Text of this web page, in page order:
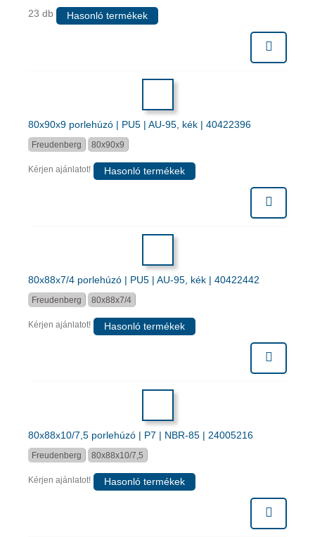
23 db Hasonló termékek
80x90x9 porlehúzó | PU5 | AU-95, kék | 40422396
Freudenberg 80x90x9
Kérjen ajánlatot! Hasonló termékek
80x88x7/4 porlehúzó | PU5 | AU-95, kék | 40422442
Freudenberg 80x88x7/4
Kérjen ajánlatot! Hasonló termékek
80x88x10/7,5 porlehúzó | P7 | NBR-85 | 24005216
Freudenberg 80x88x10/7,5
Kérjen ajánlatot! Hasonló termékek